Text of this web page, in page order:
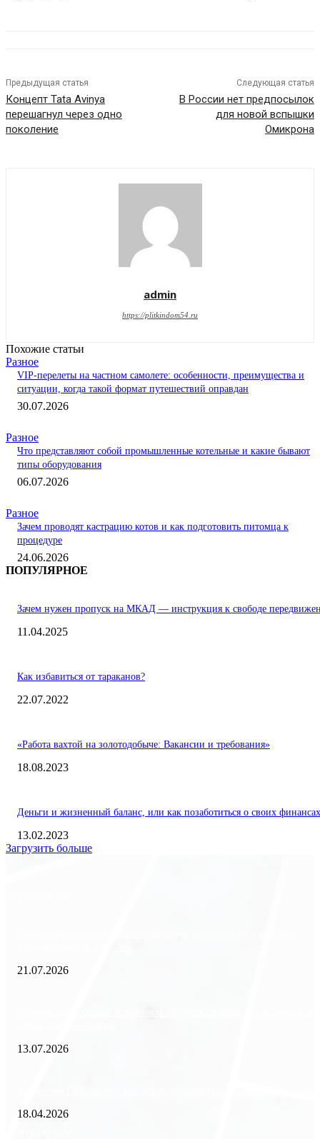
Предыдущая статья
Концепт Tata Avinya
перешагнул через одно
поколение
Следующая статья
В России нет предпосылок
для новой вспышки
Омикрона
admin
https://plitkindom54.ru
Похожие статьи
Разное
VIP-перелеты на частном самолете: особенности, преимущества и
ситуации, когда такой формат путешествий оправдан
30.07.2026
Разное
Что представляют собой промышленные котельные и какие бывают
типы оборудования
06.07.2026
Разное
Зачем проводят кастрацию котов и как подготовить питомца к
процедуре
24.06.2026
ПОПУЛЯРНОЕ
Зачем нужен пропуск на МКАД — инструкция к свободе
11.04.2025
Как избавиться от тараканов?
22.07.2022
«Работа вахтой на золотодобыче: Вакансии и требования»
18.08.2023
Деньги и жизненный баланс, или как позаботиться о своих финансах
13.02.2023
Загрузить больше
21.07.2026
13.07.2026
18.04.2026